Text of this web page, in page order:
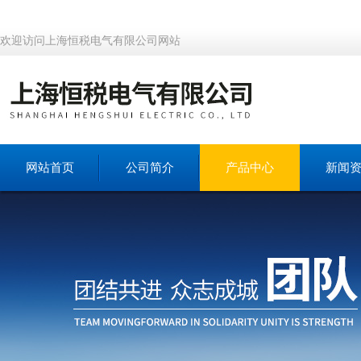
欢迎访问上海恒税电气有限公司网站
网站首页 公司简介 产品中心 新闻